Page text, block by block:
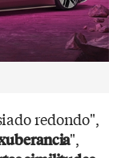
redondo",
",